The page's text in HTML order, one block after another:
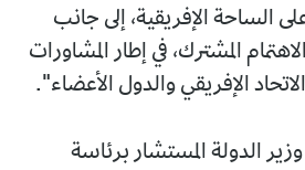
الساحة الإفريقية، إلى جانب
المشترك، في إطار المشاورات
الإفريقي والدول الأعضاء".
الدولة المستشار برئاسة